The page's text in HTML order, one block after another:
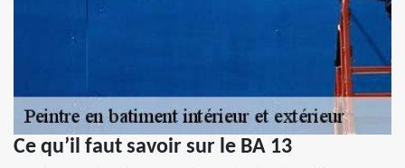
Ce qu’il faut savoir sur le BA 13